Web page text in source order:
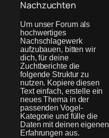
Nachzuchten
Um unser Forum als
hochwertiges
Nachschlagewerk
aufzubauen, bitten wir
dich, für deine
Zuchtberichte die
folgende Struktur zu
nutzen. Kopiere diesen
Text einfach, erstelle ein
neues Thema in der
passenden Vogel-
Kategorie und fülle die
Daten mit deinen eigenen
Erfahrungen aus.